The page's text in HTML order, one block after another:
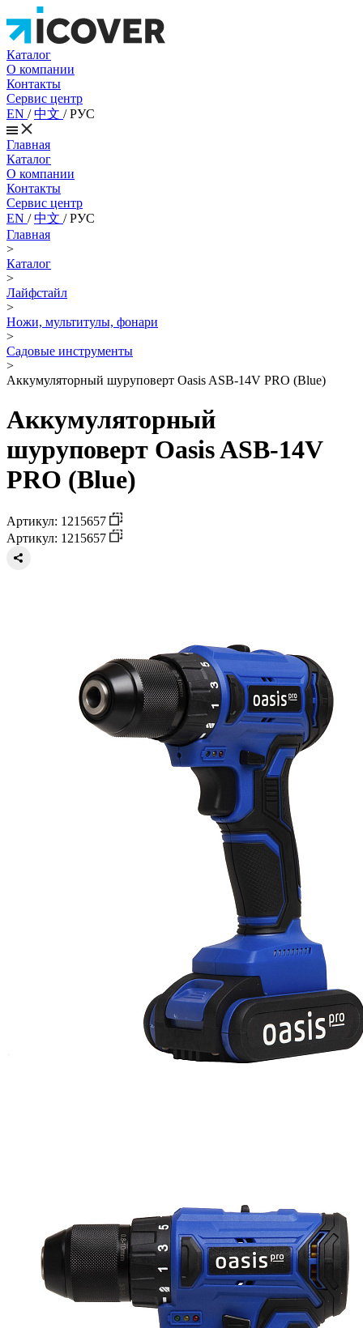
Каталог
О компании
Контакты
Сервис центр
EN /中文 /РУС
Главная
Каталог
О компании
Контакты
Сервис центр
EN /中文 /РУС
Главная
>
Каталог
>
Лайфстайл
>
Ножи, мультитулы, фонари
>
Садовые инструменты
>
Аккумуляторный шуруповерт Oasis ASB-14V PRO (Blue)
Аккумуляторный
шуруповерт Oasis ASB-14V
PRO (Blue)
Артикул: 1215657
Артикул: 1215657